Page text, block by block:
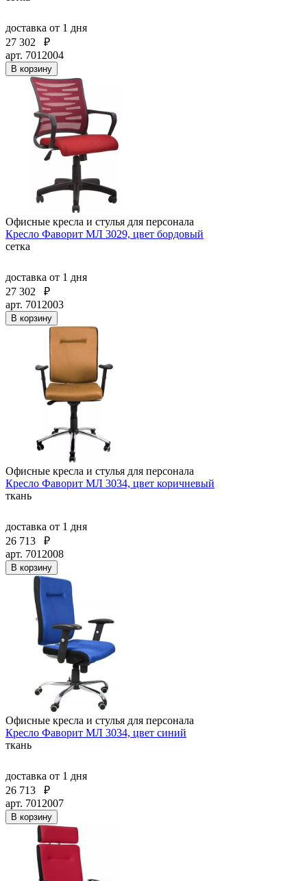
доставка от 1 дня
27 302
₽
арт. 7012004
В корзину
Офисные кресла и стулья для персонала
Кресло Фаворит МЛ 3029, цвет бордовый
сетка
доставка от 1 дня
27 302
₽
арт. 7012003
В корзину
Офисные кресла и стулья для персонала
Кресло Фаворит МЛ 3034, цвет коричневый
ткань
доставка от 1 дня
26 713
₽
арт. 7012008
В корзину
Офисные кресла и стулья для персонала
Кресло Фаворит МЛ 3034, цвет синий
ткань
доставка от 1 дня
26 713
₽
арт. 7012007
В корзину